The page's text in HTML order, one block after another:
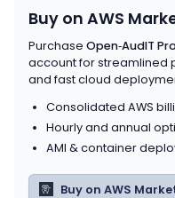
Buy on AWS
Purchase Open‑AudIT
account for streamlined
and fast cloud
Consolidated AWS
Hourly and annual
AMI & container
Buy on AWS